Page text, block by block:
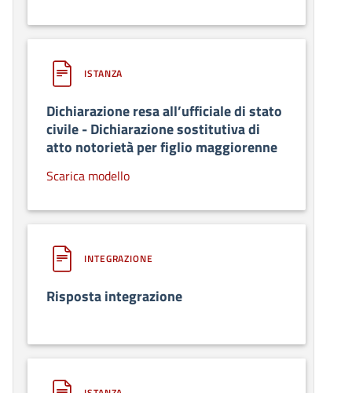
ISTANZA
Dichiarazione resa all’ufficiale di stato
civile - Dichiarazione sostitutiva di
atto notorietà per figlio maggiorenne
Scarica modello
INTEGRAZIONE
Risposta integrazione